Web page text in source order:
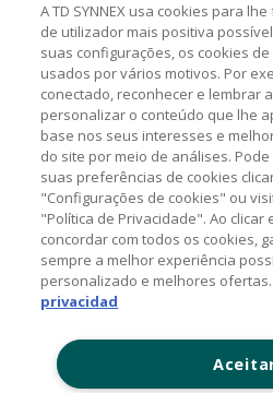
Twitter
Channel Academy
SOBRE O BLOG
Nosso objetivo é levar até você as
tendências sobre o mercado de TI,
atualizado sobre as últimas
© 2026 TD SYNNEX
Fremont, CA 94538, USA, Tel: +1
A TD SYNNEX usa cookies para
de utilizador mais positiva
suas configurações, os cookies
usados por vários motivos. Por
conectado, reconhecer e lembrar
personalizar o conteúdo que lhe
base nos seus interesses e
do site por meio de análises.
suas preferências de cookies
"Configurações de cookies" ou
"Política de Privacidade". Ao clicar
concordar com todos os cookies,
sempre a melhor experiência
personalizado e melhores ofertas.
privacidad